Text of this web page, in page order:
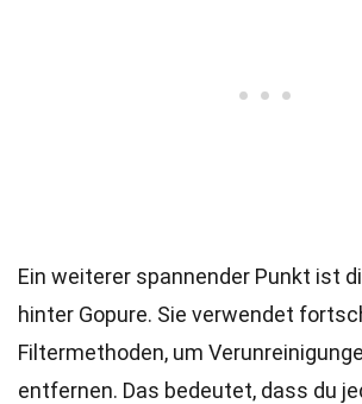
Ein weiterer spannender Punkt ist
hinter Gopure. Sie verwendet
Filtermethoden, um
entfernen. Das bedeutet, dass du